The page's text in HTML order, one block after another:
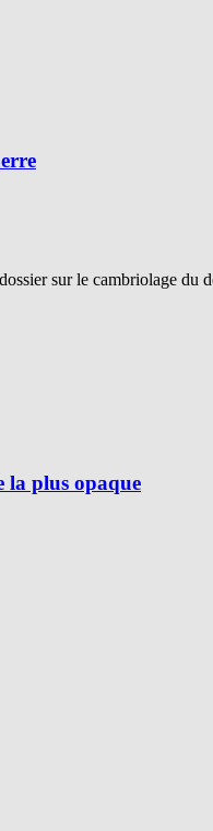
sur le cambriolage
la plus opaque